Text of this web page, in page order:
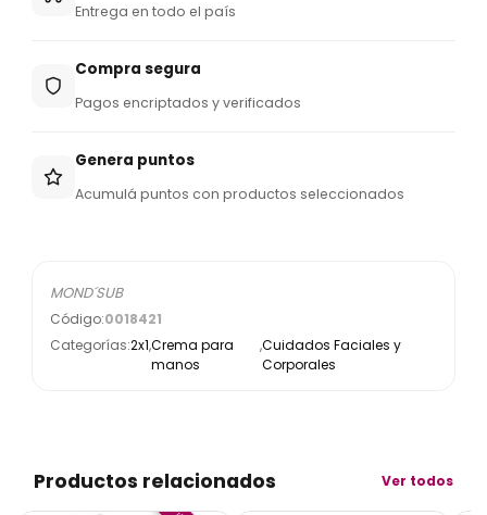
Entrega en todo el país
Compra segura
Pagos encriptados y verificados
Genera puntos
Acumulá puntos con productos seleccionados
MOND´SUB
Código:0018421
Categorías:2x1,Crema para
manos
,Cuidados Faciales y
Corporales
Productos relacionados Ver todos